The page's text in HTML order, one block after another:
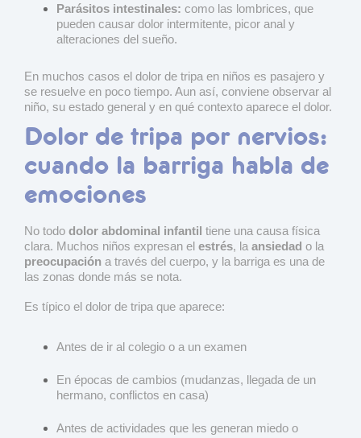
Parásitos intestinales: como las lombrices, que
pueden causar dolor intermitente, picor anal y
alteraciones del sueño.
En muchos casos el dolor de tripa en niños es pasajero y
se resuelve en poco tiempo. Aun así, conviene observar al
niño, su estado general y en qué contexto aparece el dolor.
Dolor de tripa por nervios:
cuando la barriga habla de
emociones
No todo dolor abdominal infantil tiene una causa física
clara. Muchos niños expresan el estrés, la ansiedad o la
preocupación a través del cuerpo, y la barriga es una de
las zonas donde más se nota.
Es típico el dolor de tripa que aparece:
Antes de ir al colegio o a un examen
En épocas de cambios (mudanzas, llegada de un
hermano, conflictos en casa)
Antes de actividades que les generan miedo o